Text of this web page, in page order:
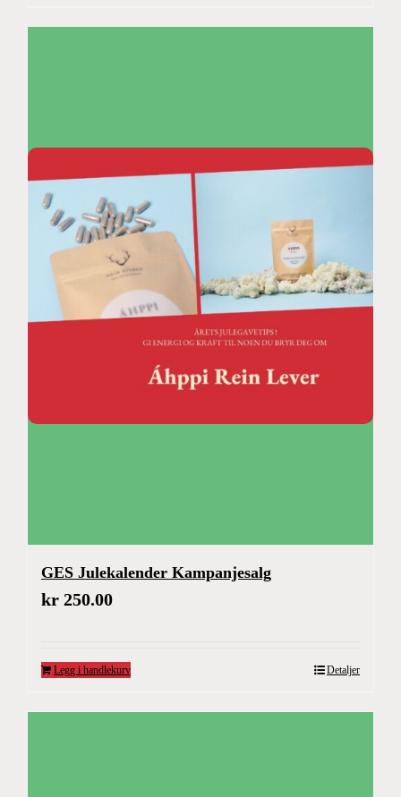
GES Julekalender Kampanjesalg
kr 250.00
Legg i handlekurv Detaljer